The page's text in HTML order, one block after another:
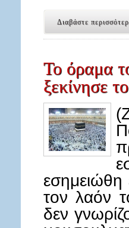
Διαβάστε
Το όραμα
ξεκίνησε
εσημειώθη
τον λαόν
δεν